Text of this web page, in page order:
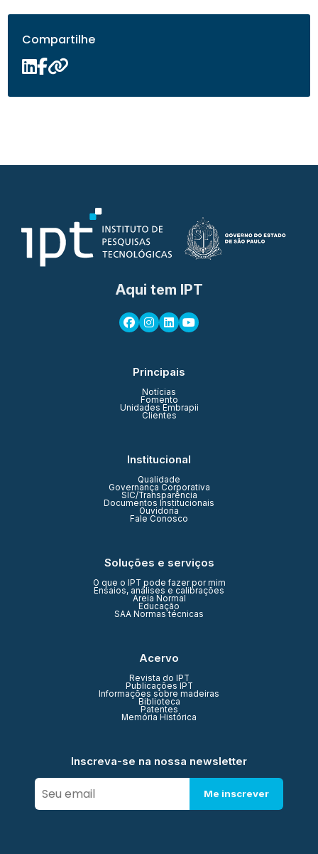
Compartilhe
Aqui tem IPT
Principais
Notícias
Fomento
Unidades Embrapii
Clientes
Institucional
Qualidade
Governança Corporativa
SIC/Transparência
Documentos Institucionais
Ouvidoria
Fale Conosco
Soluções e serviços
O que o IPT pode fazer por mim
Ensaios, análises e calibrações
Areia Normal
Educação
SAA Normas técnicas
Acervo
Revista do IPT
Publicações IPT
Informações sobre madeiras
Biblioteca
Patentes
Memória Histórica
Inscreva-se na nossa newsletter
Me inscrever